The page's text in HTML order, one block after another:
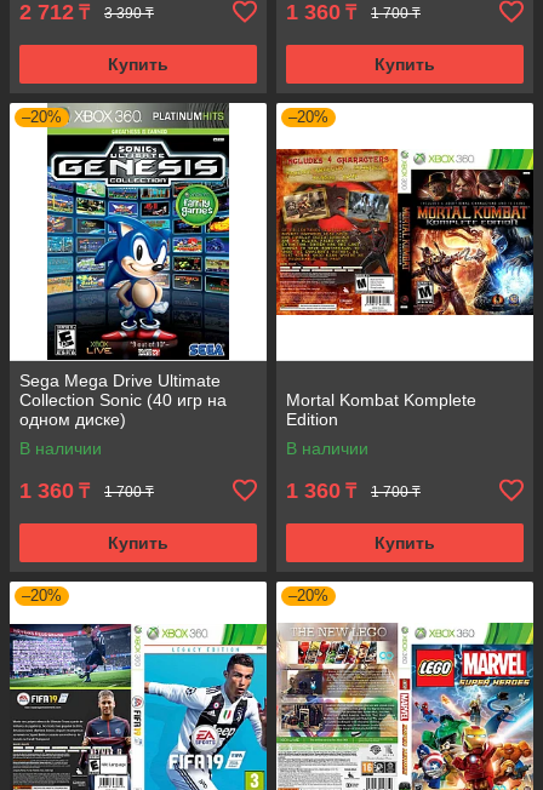
2 712 ₸ 3 390 ₸
Купить
1 360 ₸ 1 700 ₸
Купить
–20%
Sega Mega Drive Ultimate
Collection Sonic (40 игр на
одном диске)
В наличии
1 360 ₸ 1 700 ₸
Купить
–20%
Mortal Kombat Komplete
Edition
В наличии
1 360 ₸ 1 700 ₸
Купить
–20% –20%